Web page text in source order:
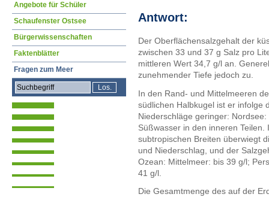
Antwort:
Der Oberflächensalzgehalt der
zwischen 33 und 37 g Salz pro
mittleren Wert 34,7 g/l an.
zunehmender Tiefe jedoch zu.
In den Rand- und Mittelmeeren
südlichen Halbkugel ist er infolge
Niederschläge geringer:
Süßwasser in den inneren
subtropischen Breiten überwiegt
und Niederschlag, und der
Ozean: Mittelmeer: bis 39 g/l;
41 g/l.
Die Gesamtmenge des auf der
Angebote für Schüler
Schaufenster Ostsee
Bürgerwissenschaften
Faktenblätter
Fragen zum Meer